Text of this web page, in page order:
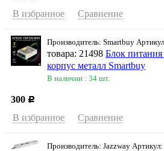
В избранное Сравнение
Производитель: Smartbuy
товара: 21498 Блок
корпус металл Smartbuy
В наличии : 34 шт.
300 Р
В избранное Сравнение
Производитель: Jazzway